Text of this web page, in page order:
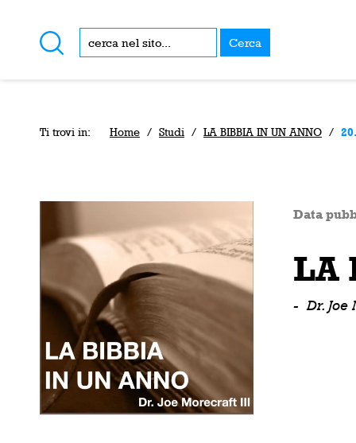
Cerca
Ti trovi in: Home / Studi / LA BIBBIA IN UN ANNO /
Data
LA
- Dr. Joe